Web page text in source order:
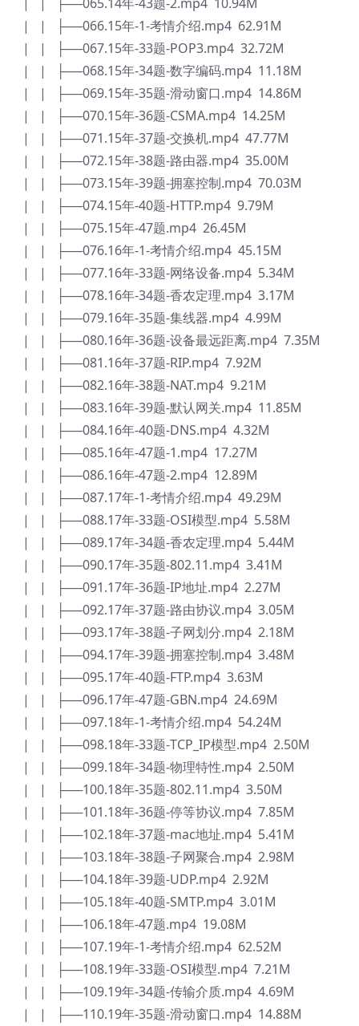
| | ├──066.15年-1-考情介绍.mp4 62.91M
| | ├──067.15年-33题-POP3.mp4 32.72M
| | ├──068.15年-34题-数字编码.mp4 11.18M
| | ├──069.15年-35题-滑动窗口.mp4 14.86M
| | ├──070.15年-36题-CSMA.mp4 14.25M
| | ├──071.15年-37题-交换机.mp4 47.77M
| | ├──072.15年-38题-路由器.mp4 35.00M
| | ├──073.15年-39题-拥塞控制.mp4 70.03M
| | ├──074.15年-40题-HTTP.mp4 9.79M
| | ├──075.15年-47题.mp4 26.45M
| | ├──076.16年-1-考情介绍.mp4 45.15M
| | ├──077.16年-33题-网络设备.mp4 5.34M
| | ├──078.16年-34题-香农定理.mp4 3.17M
| | ├──079.16年-35题-集线器.mp4 4.99M
| | ├──080.16年-36题-设备最远距离.mp4 7.35M
| | ├──081.16年-37题-RIP.mp4 7.92M
| | ├──082.16年-38题-NAT.mp4 9.21M
| | ├──083.16年-39题-默认网关.mp4 11.85M
| | ├──084.16年-40题-DNS.mp4 4.32M
| | ├──085.16年-47题-1.mp4 17.27M
| | ├──086.16年-47题-2.mp4 12.89M
| | ├──087.17年-1-考情介绍.mp4 49.29M
| | ├──088.17年-33题-OSI模型.mp4 5.58M
| | ├──089.17年-34题-香农定理.mp4 5.44M
| | ├──090.17年-35题-802.11.mp4 3.41M
| | ├──091.17年-36题-IP地址.mp4 2.27M
| | ├──092.17年-37题-路由协议.mp4 3.05M
| | ├──093.17年-38题-子网划分.mp4 2.18M
| | ├──094.17年-39题-拥塞控制.mp4 3.48M
| | ├──095.17年-40题-FTP.mp4 3.63M
| | ├──096.17年-47题-GBN.mp4 24.69M
| | ├──097.18年-1-考情介绍.mp4 54.24M
| | ├──098.18年-33题-TCP_IP模型.mp4 2.50M
| | ├──099.18年-34题-物理特性.mp4 2.50M
| | ├──100.18年-35题-802.11.mp4 3.50M
| | ├──101.18年-36题-停等协议.mp4 7.85M
| | ├──102.18年-37题-mac地址.mp4 5.41M
| | ├──103.18年-38题-子网聚合.mp4 2.98M
| | ├──104.18年-39题-UDP.mp4 2.92M
| | ├──105.18年-40题-SMTP.mp4 3.01M
| | ├──106.18年-47题.mp4 19.08M
| | ├──107.19年-1-考情介绍.mp4 62.52M
| | ├──108.19年-33题-OSI模型.mp4 7.21M
| | ├──109.19年-34题-传输介质.mp4 4.69M
| | ├──110.19年-35题-滑动窗口.mp4 14.88M